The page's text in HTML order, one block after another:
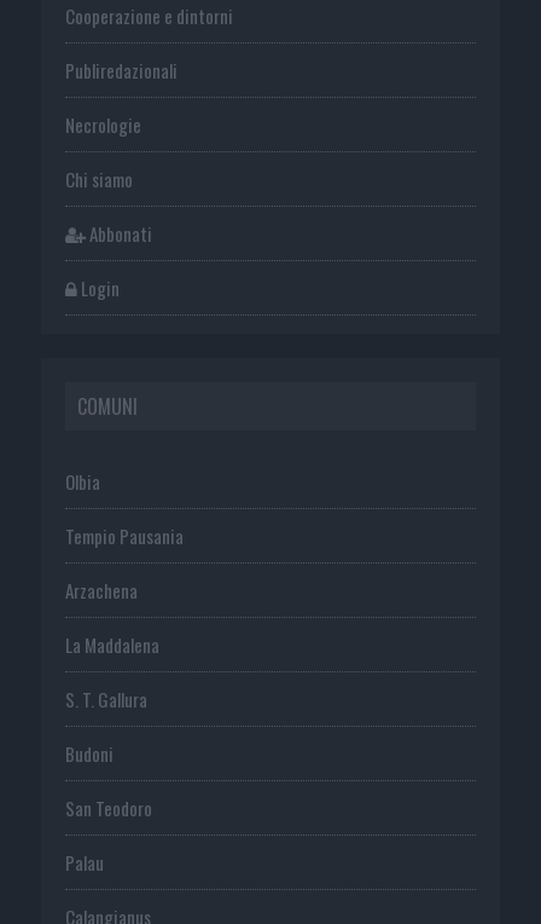
Cooperazione e dintorni
Publiredazionali
Necrologie
Chi siamo
Abbonati
Login
COMUNI
Olbia
Tempio Pausania
Arzachena
La Maddalena
S. T. Gallura
Budoni
San Teodoro
Palau
Calangianus